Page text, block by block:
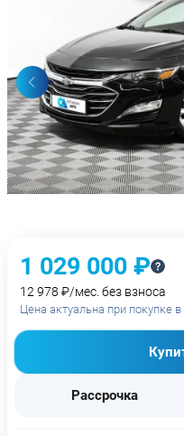
1 029 000 ₽
12 978 ₽/мес. без взноса
Цена актуальна при покупке в
Рассрочка